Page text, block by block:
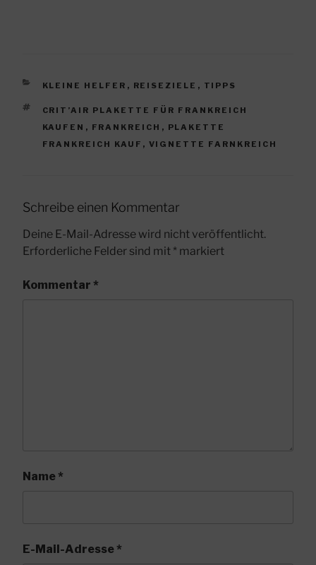
KATEGORIEN
KLEINE HELFER , REISEZIELE , TIPPS
SCHLAGWÖRTER
CRIT’AIR PLAKETTE FÜR FRANKREICH
KAUFEN , FRANKREICH , PLAKETTE
FRANKREICH KAUF , VIGNETTE FARNKREICH
Schreibe einen Kommentar
Deine E-Mail-Adresse wird nicht veröffentlicht.
Erforderliche Felder sind mit * markiert
Kommentar *
Name *
E-Mail-Adresse *